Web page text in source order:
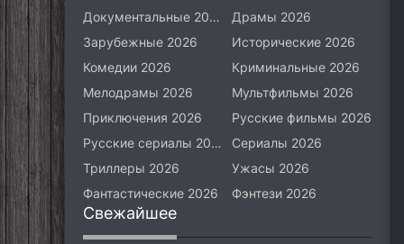
Документальные 2026
Драмы 2026
Зарубежные 2026
Исторические 2026
Комедии 2026
Криминальные 2026
Мелодрамы 2026
Мультфильмы 2026
Приключения 2026
Русские фильмы 2026
Русские сериалы 2026
Сериалы 2026
Триллеры 2026
Ужасы 2026
Фантастические 2026
Фэнтези 2026
Свежайшее